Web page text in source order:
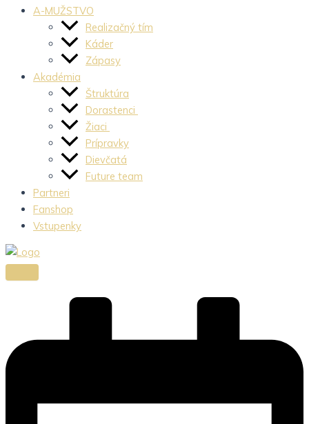
A-MUŽSTVO
Realizačný tím
Káder
Zápasy
Akadémia
Štruktúra
Dorastenci
Žiaci
Prípravky
Dievčatá
Future team
Partneri
Fanshop
Vstupenky